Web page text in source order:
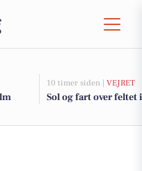
10 timer siden | VEJRET
Sol og fart over feltet
fremhæver Lorents Møllers Vej